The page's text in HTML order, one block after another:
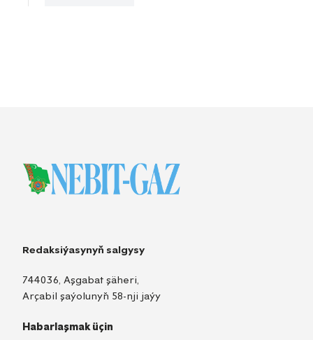
Redaksiýasynyň salgysy
744036, Aşgabat şäheri,
Arçabil şaýolunyň 58-nji jaýy
Habarlaşmak üçin